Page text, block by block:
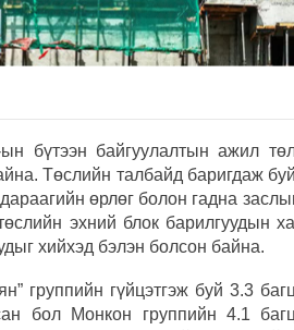
ын бүтээн байгуулалтын ажил
Төслийн талбайд баригдаж
өрлөг болон гадна
эхний блок барилгуудын
хийхэд бэлэн болсон байна.
группийн гүйцэтгэж буй 3.3
бол Монкон группийн 4.1